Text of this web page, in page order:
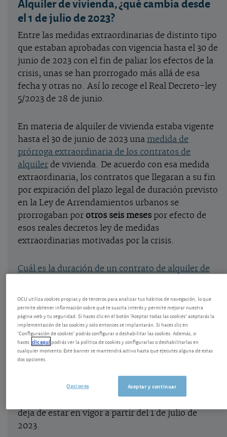
el 1 de julio de 2023?
Entre las medidas extraordinarias de distinto tipo
que estaban aprobadas con vigencia hasta el 30 de
junio de 2023 con el fin de paliar los efectos de la
crisis, unas se han prorrogado más allá de esa
fecha y otras no. Así lo recoge el Real Decreto-ley
5/2023 de 28 de junio.
En materia de alquiler de vivienda estaba vigente
hasta el 30 de junio de 2023 una medida de
prórroga extraordinaria de los contratos de
alquiler de vivienda. De acuerdo con esa medida
extraordinaria, los contratos que llegaran a su fin
por expiración del plazo legal de duración previsto
en la Ley de Arrendamientos urbanos se
prorrogaban por otros seis meses por efecto de
esos reales decretos ley de medidas
extraordinarias motivadas por la crisis.
Cuál es la duración de un contrato de alquiler de
Esta prórroga extraordinaria de los alquileres de
vivienda se podía aplicar a contratos que lleguen a
término hasta el 30 de junio de 2023, y siempre
petición del inquilino.(Prórroga denegada por no
pedirla el inquilino
Lo que se ha anunciado es que esa medida
deja de estar en vigor a partir del 1 de julio de
2023.
OCU utiliza cookies propias y de terceros para analizar tus hábitos de navegación, lo que
permite obtener información sobre qué te suscita interés y permite mejorar nuestra
página web y tu seguridad. Si haces clic en el botón "Aceptar todas las cookies" aceptarás la
implementación de las cookies y solo entonces se implantarán. Si haces clic en
"Configuración de cookies" podrás configurar o deshabilitar las cookies. Además, si
haces clic aquípodrás ver la política de cookies y configurarlas o deshabilitarlas en
cualquier momento. Este banner se mantendrá activo hasta que ejecutes alguna de estas
dos opciones.
Aceptar y continuar
Opciones